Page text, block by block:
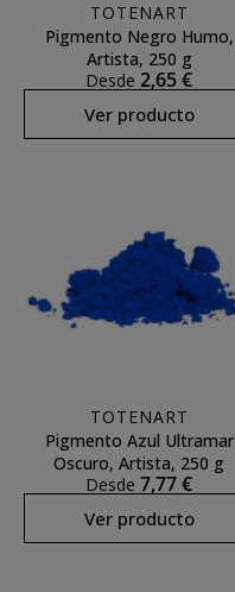
TOTENART
Pigmento Negro Humo,
Artista, 250 g
Desde 2,65 €
Ver producto
TOTENART
Pigmento Azul Ultramar
Oscuro, Artista, 250 g
Desde 7,77 €
Ver producto